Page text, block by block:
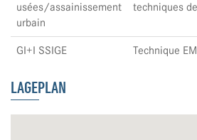
usées/assainissement
urbain
techniques
GI+I SSIGE Technique
LAGEPLAN